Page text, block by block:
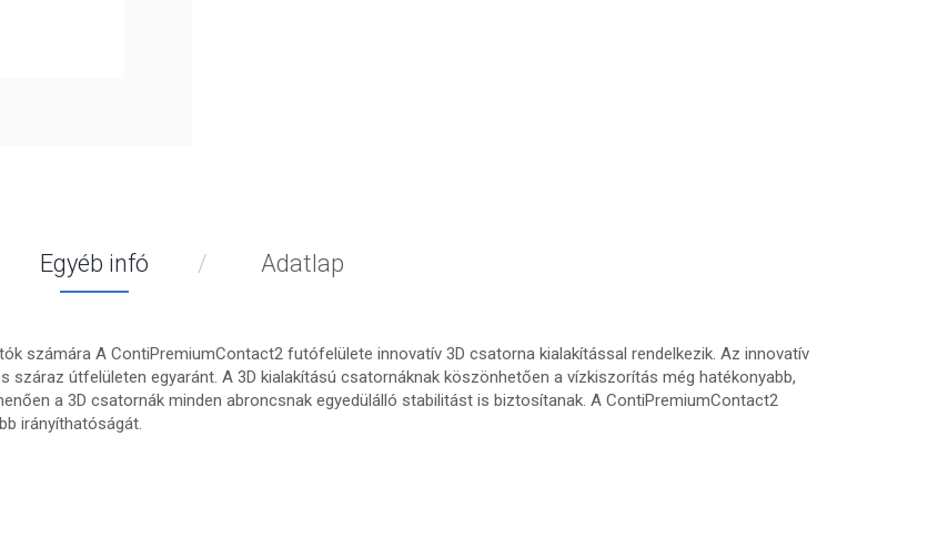
Egyéb infó Adatlap
számára A ContiPremiumContact2 futófelülete innovatív 3D csatorna kialakítással rendelkezik. Az innovatív
útfelületen egyaránt. A 3D kialakítású csatornáknak köszönhetően a vízkiszorítás még hatékonyabb,
a 3D csatornák minden abroncsnak egyedülálló stabilitást is biztosítanak. A ContiPremiumContact2
irányíthatóságát.